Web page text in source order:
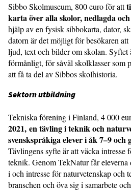
Sibbo Skolmuseum, 800 euro för att
karta över alla skolor, nedlagda
hjälp av en fysisk sibbokarta, dator,
datorn är det möjligt för besökaren
ljud, text och bilder om skolan. Syftet
förmånligt, för såväl skolklasser som
att få ta del av Sibbos skolhistoria.
Sektorn utbildning
Tekniska förening i Finland, 4 000
2021, en tävling i teknik och
svenskspråkiga elever i åk 7–9
Tävlingens syfte är att väcka intresse
teknik. Genom TekNatur får
i och intresse för naturvetenskap och
branschen och öva sig i samarbete